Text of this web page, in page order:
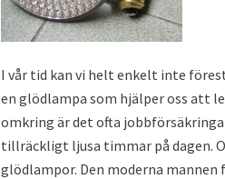
I vår tid kan vi helt enkelt inte
en glödlampa som hjälper oss att
omkring är det ofta
tillräckligt ljusa timmar på dagen.
glödlampor. Den moderna